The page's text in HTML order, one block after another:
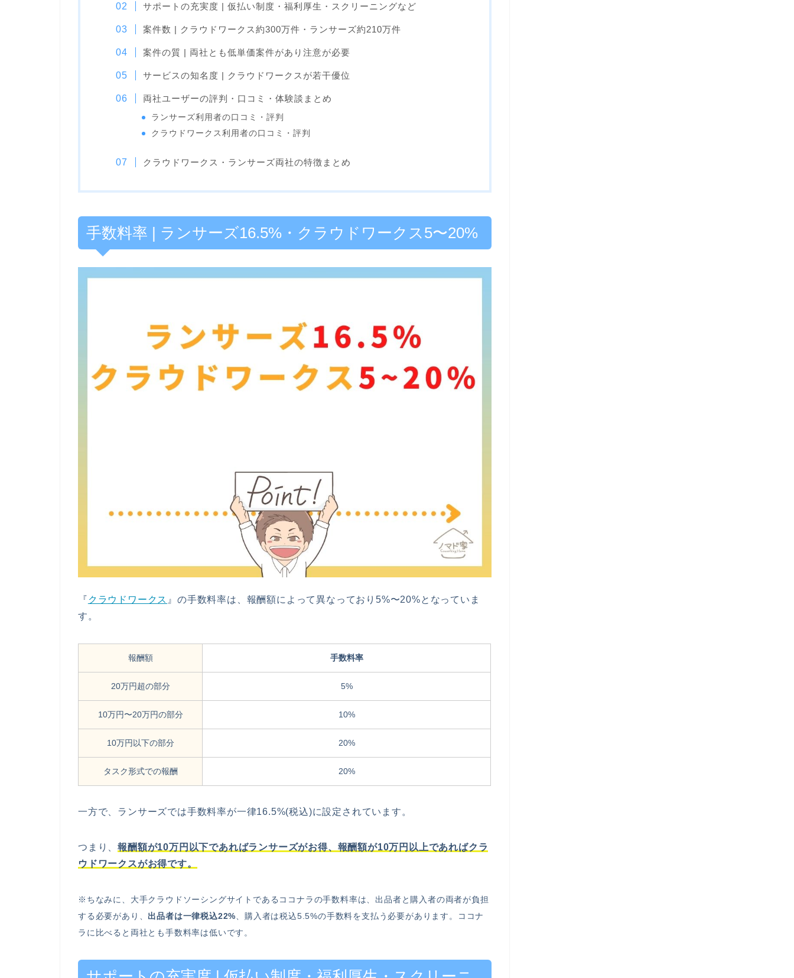
サポートの充実度 | 仮払い制度・福利厚生・スクリーニングなど
案件数 | クラウドワークス約300万件・ランサーズ約210万件
案件の質 | 両社とも低単価案件があり注意が必要
サービスの知名度 | クラウドワークスが若干優位
両社ユーザーの評判・口コミ・体験談まとめ
ランサーズ利用者の口コミ・評判
クラウドワークス利用者の口コミ・評判
クラウドワークス・ランサーズ両社の特徴まとめ
手数料率 | ランサーズ16.5%・クラウドワークス5〜20%
『 クラウドワークス 』の手数料率は、報酬額によって異なっており5%〜20%となっていま
す。
報酬額 手数料率
20万円超の部分 5%
10万円〜20万円の部分 10%
10万円以下の部分 20%
タスク形式での報酬 20%
一方で、ランサーズでは手数料率が一律16.5%(税込)に設定されています。
つまり、報酬額が10万円以下であればランサーズがお得、報酬額が10万円以上であればクラ
ウドワークスがお得です。
※ちなみに、大手クラウドソーシングサイトであるココナラの手数料率は、出品者と購入者の両者が負担
する必要があり、 出品者は一律税込22% 、購入者は税込5.5%の手数料を支払う必要があります。ココナ
ラに比べると両社とも手数料率は低いです。